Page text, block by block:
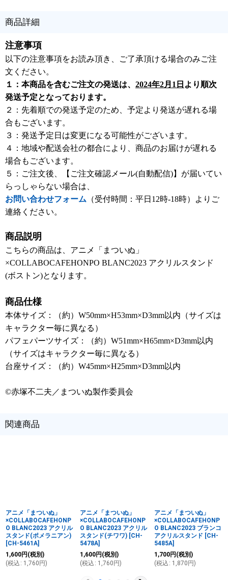
商品詳細
注意事項
以下の注意事項をお読み頂き、ご了承頂ける場合のみご注
文ください。
１：本商品を含むご注文の発送は、 2024年2月1日 より順次
発送予定となっております。
２：先着順での発送予定のため、予定より発送が遅れる場
合もございます。
３：発送予定日は変更になる可能性がございます。
４：地域や配送会社の都合により、商品のお届けが遅れる
場合もございます。
５：ご注文後、【ご注文確認メール(自動配信)】が届いてい
らっしゃらない場合は、
お問い合わせフォーム （受付時間：平日12時-18時）よりご
連絡ください。
商品説明
こちらの商品は、アニメ「まついぬ」
×COLLABOCAFEHONPO BLANC2023 アクリルスタンド
(ボストン)となります。
商品仕様
本体サイズ：（約）W50mm×H53mm×D3mm以内（サイズは
キャラクター毎に異なる）
パフェパーツサイズ：（約）W51mm×H65mm×D3mm以内
（サイズはキャラクター毎に異なる）
台座サイズ：（約）W45mm×H25mm×D3mm以内
©赤塚不二夫／まついぬ製作委員会
関連商品
アニメ「まついぬ」
×COLLABOCAFEHONP
O BLANC2023 アクリル
スタンド(ポメラニアン)
[CH-5461A]
1,600円 (税別)
(税込 : 1,760 円)
アニメ「まついぬ」
×COLLABOCAFEHONP
O BLANC2023 アクリル
スタンド(チワワ) [CH-
5478A]
1,600円 (税別)
(税込 : 1,760 円)
アニメ「まついぬ」
×COLLABOCAFEHONP
O BLANC2023 ブランコ
アクリルスタンド [CH-
5485A]
1,700円 (税別)
(税込 : 1,870 円)